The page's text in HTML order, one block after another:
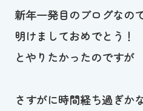
メールでお
体験申し
新年一発目のブログなの
明けましておめでとう！
とやりたかったのですが
さすがに時間経ち過ぎか